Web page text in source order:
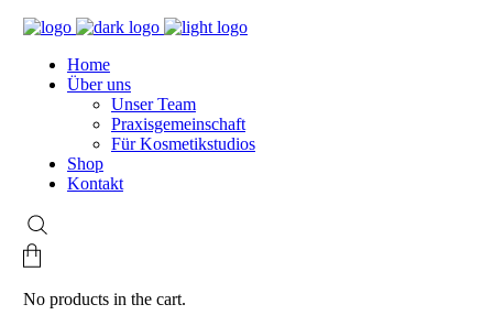
Home
Über uns
Unser Team
Praxisgemeinschaft
Für Kosmetikstudios
Shop
Kontakt
No products in the cart.